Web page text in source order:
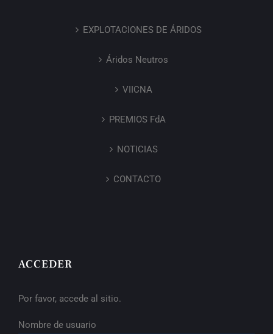
EXPLOTACIONES DE ÁRIDOS
Áridos Neutros
VIICNA
PREMIOS FdA
NOTICIAS
CONTACTO
ACCEDER
Por favor, accede al sitio.
Nombre de usuario